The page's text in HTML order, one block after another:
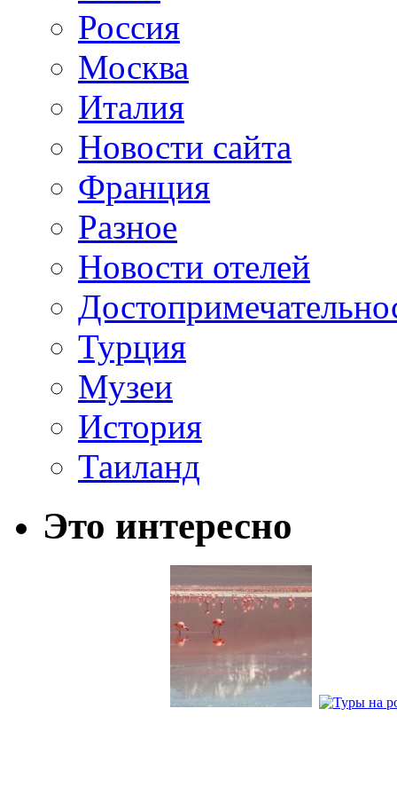
Россия
Москва
Италия
Новости сайта
Франция
Разное
Новости отелей
Турция
Музеи
История
Таиланд
Это интересно